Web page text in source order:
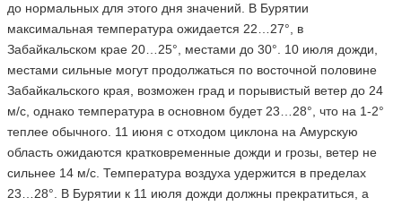
до нормальных для этого дня значений. В Бурятии
максимальная температура ожидается 22…27°, в
Забайкальском крае 20…25°, местами до 30°. 10 июля дожди,
местами сильные могут продолжаться по восточной половине
Забайкальского края, возможен град и порывистый ветер до 24
м/с, однако температура в основном будет 23…28°, что на 1-2°
теплее обычного. 11 июня с отходом циклона на Амурскую
область ожидаются кратковременные дожди и грозы, ветер не
сильнее 14 м/с. Температура воздуха удержится в пределах
23…28°. В Бурятии к 11 июля дожди должны прекратиться, а